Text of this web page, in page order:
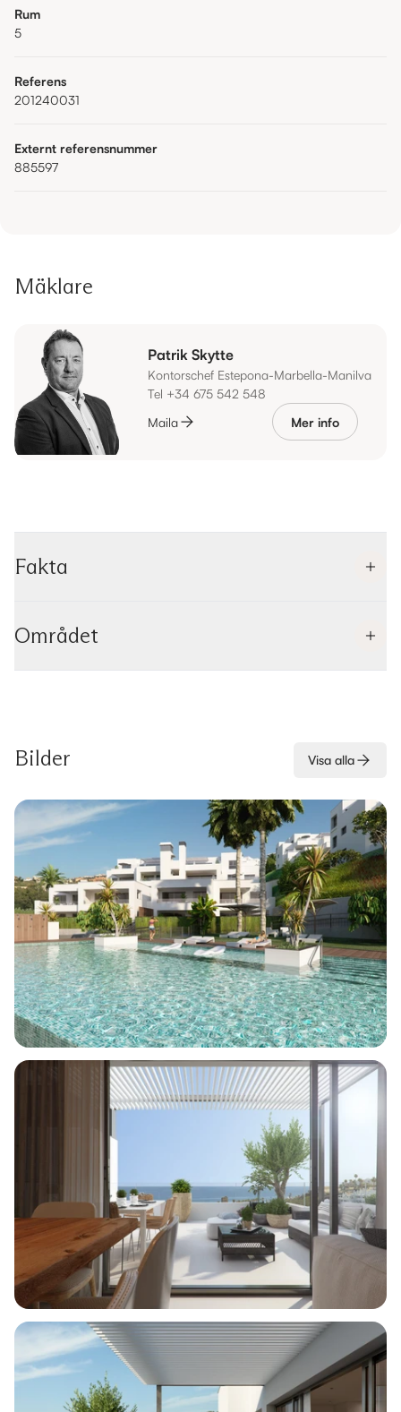
Rum
5
Referens
201240031
Externt referensnummer
885597
Mäklare
Patrik Skytte
Kontorschef Estepona-Marbella-Manilva
Tel +34 675 542 548
Maila
Mer info
Fakta
Området
Bilder Visa alla